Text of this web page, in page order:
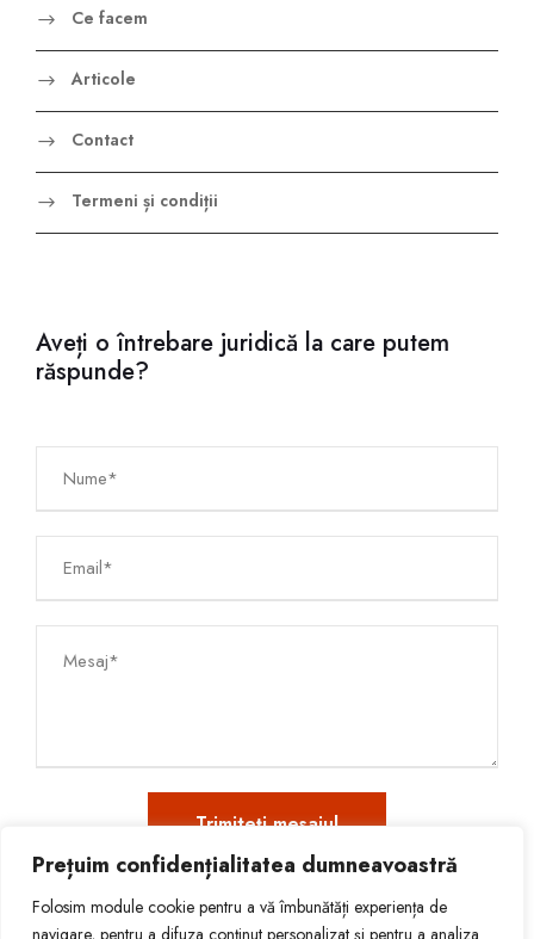
Prețuim confidențialitatea dumneavoastră
Folosim module cookie pentru a vă îmbunătăți experiența de
navigare, pentru a difuza conținut personalizat și pentru a analiza
Ce facem
Articole
Contact
Termeni și condiții
Aveți o întrebare juridică la care putem
răspunde?